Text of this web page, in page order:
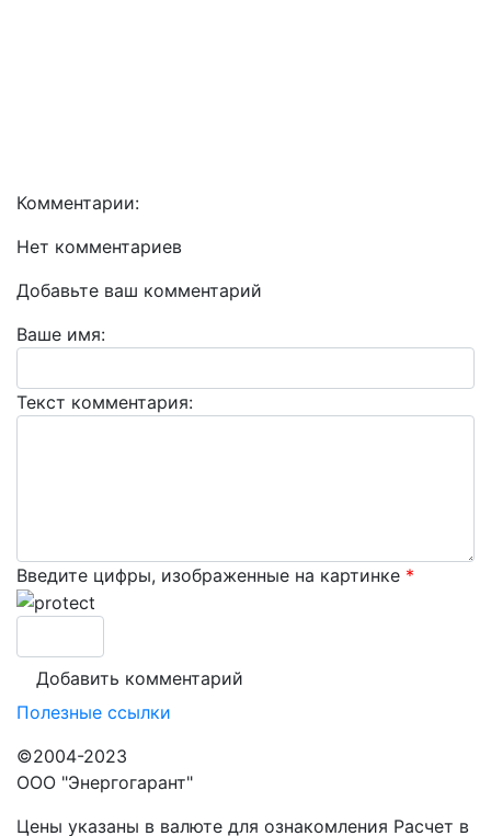
Комментарии:
Нет комментариев
Добавьте ваш комментарий
Ваше имя:
Текст комментария:
Введите цифры, изображенные на картинке *
Полезные ссылки
©2004-2023
ООО "Энергогарант"
Цены указаны в валюте для ознакомления Расчет в